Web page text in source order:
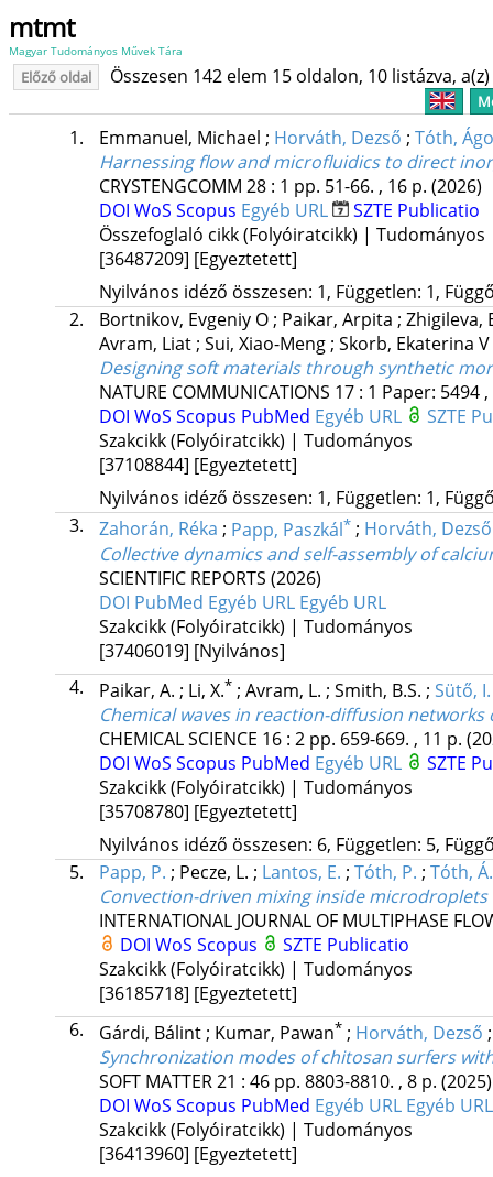
mtmt
Magyar Tudományos Művek Tára
Előző oldal Összesen 142 elem 15 oldalon, 10 listázva,
1. Emmanuel, Michael ; Horváth, Dezső ; Tóth,
Harnessing flow and microfluidics to direct
CRYSTENGCOMM 28: 1 pp. 51-66. , 16 p. (2026)
DOI WoS Scopus Egyéb URL
SZTE Publicatio
Összefoglaló cikk (Folyóiratcikk) | Tudományos
[36487209] [Egyeztetett]
Nyilvános idéző összesen: 1, Független: 1,
2.
Bortnikov, Evgeniy O; Paikar, Arpita ; Zhigileva,
Avram, Liat; Sui, Xiao-Meng; Skorb, Ekaterina V
Designing soft materials through synthetic
NATURE COMMUNICATIONS 17: 1 Paper: 5494
DOI WoS Scopus PubMed Egyéb URL
SZTE
Szakcikk (Folyóiratcikk) | Tudományos
[37108844] [Egyeztetett]
Nyilvános idéző összesen: 1, Független: 1,
3.
Zahorán, Réka ; Papp, Paszkál* ; Horváth, Dezső
Collective dynamics and self-assembly of
SCIENTIFIC REPORTS (2026)
DOI PubMed Egyéb URL Egyéb URL
Szakcikk (Folyóiratcikk) | Tudományos
[37406019] [Nyilvános]
4.
Paikar, A. ; Li, X.* ; Avram, L. ; Smith, B.S. ; Sütő, I.
Chemical waves in reaction-diffusion
CHEMICAL SCIENCE 16: 2 pp. 659-669. , 11 p.
DOI WoS Scopus PubMed Egyéb URL
SZTE
Szakcikk (Folyóiratcikk) | Tudományos
[35708780] [Egyeztetett]
Nyilvános idéző összesen: 6, Független: 5,
5.
Papp, P. ; Pecze, L. ; Lantos, E. ; Tóth, P. ; Tóth, Á.
Convection-driven mixing inside microdroplets
INTERNATIONAL JOURNAL OF MULTIPHASE
DOI WoS Scopus
SZTE Publicatio
Szakcikk (Folyóiratcikk) | Tudományos
[36185718] [Egyeztetett]
6.
Gárdi, Bálint; Kumar, Pawan* ; Horváth, Dezső
Synchronization modes of chitosan surfers
SOFT MATTER21 : 46 pp. 8803-8810. , 8 p. (2025)
DOI WoS Scopus PubMed Egyéb URL Egyéb
Szakcikk (Folyóiratcikk) | Tudományos
[36413960] [Egyeztetett]